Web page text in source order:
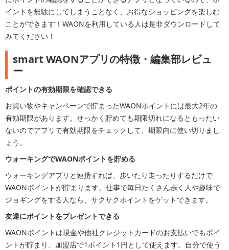
イントを無駄にしてしまうことなく、お得なショッピングを楽しむ
ことができます！WAONを利用している人は是非ダウンロードして
みてください！
smart WAONアプリの特徴・編集部レビュ
ー
ポイントの有効期限を確認できる
お買い物やキャンペーンで貯まったWAONポイントには最大2年の
有効期限があります。せっかく貯めても期限切れになるともったい
ないのでアプリで有効期限をチェックして、期限内に使い切りまし
ょう。
ウォーキングでWAONポイントを貯める
ウォーキングアプリと連携すれば、歩いたり走ったりするだけで
WAONポイントが貯まります。仕事で毎日たくさん歩く人や趣味で
ジョギングをする人なら、サクサクポイントをゲットできます。
友達にポイントをプレゼントできる
WAONポイントは現金や他社クレジットカードのお支払いでもポイ
ントが貯まり、加盟店で1ポイント1円として使えます。自分で使う